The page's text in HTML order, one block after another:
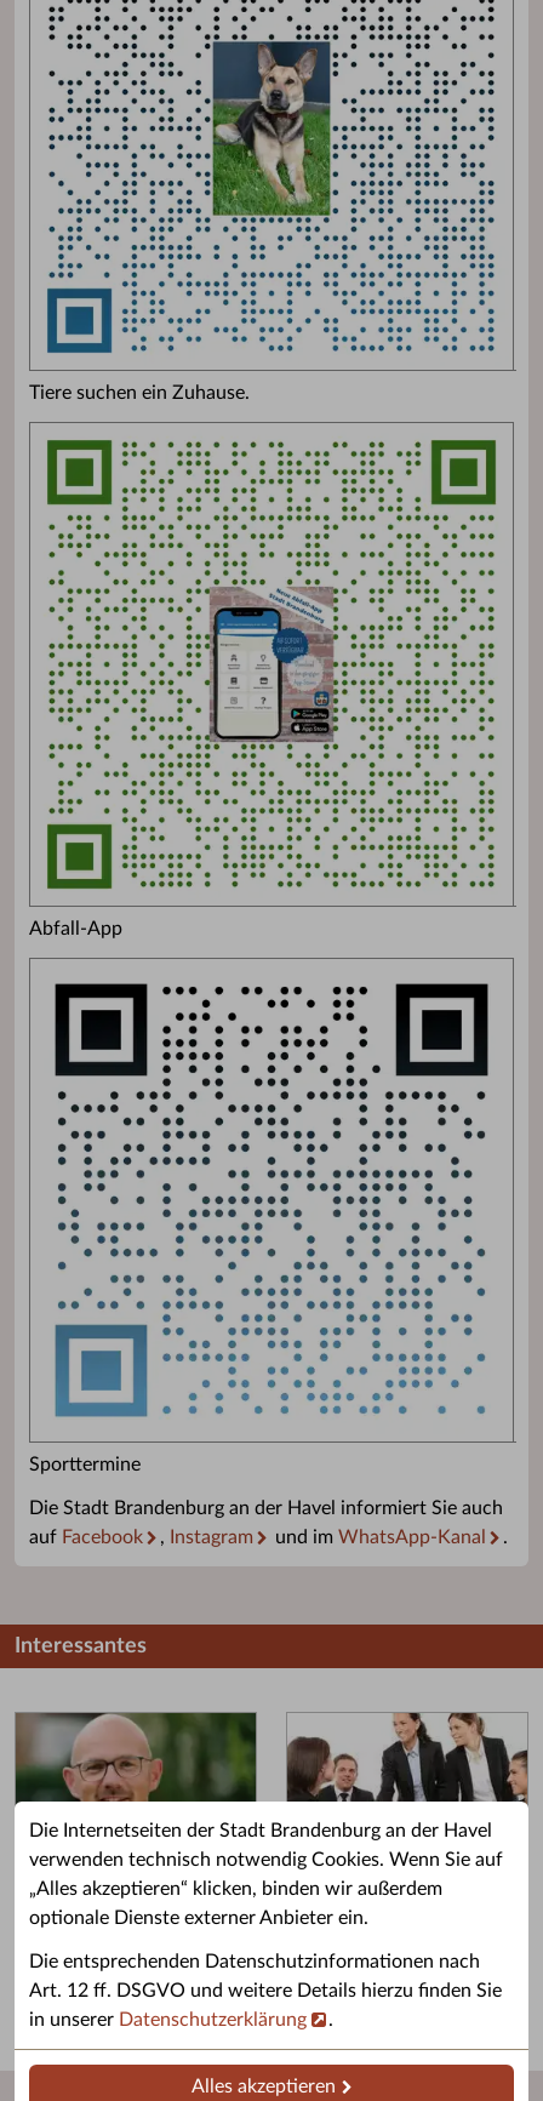
Die Internetseiten der Stadt Brandenburg an der Havel
verwenden technisch notwendig Cookies. Wenn Sie auf
„Alles akzeptieren“ klicken, binden wir außerdem
optionale Dienste externer Anbieter ein.
Die entsprechenden Datenschutzinformationen nach
Art. 12 ff. DSGVO und weitere Details hierzu finden Sie
in unserer Datenschutzerklärung .
Alles akzeptieren
Tiere suchen ein Zuhause.
Abfall-App
Sporttermine
Die Stadt Brandenburg an der Havel informiert Sie auch
auf Facebook , Instagram und im WhatsApp-Kanal .
Interessantes
Grußwort des OB